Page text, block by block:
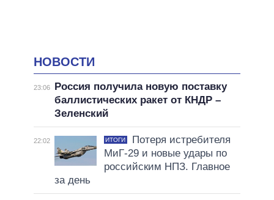
НОВОСТИ
23:06
Россия получила новую поставку
баллистических ракет от КНДР –
Зеленский
22:02 ИТОГИ
Потеря истребителя
МиГ-29 и новые удары по
российским НПЗ. Главное
за день